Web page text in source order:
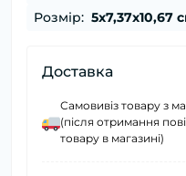
Розмір: 5x7,37x10,67
Доставка
Самовивіз товару з
(після отримання
товару в магазині)